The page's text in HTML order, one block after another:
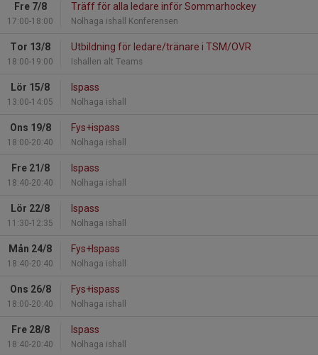
Fre 7/8
17:00-18:00
Träff för alla ledare inför Sommarhockey
Nolhaga ishall Konferensen
Tor 13/8
18:00-19:00
Utbildning för ledare/tränare i TSM/OVR
Ishallen alt Teams
Lör 15/8
13:00-14:05
Ispass
Nolhaga ishall
Ons 19/8
18:00-20:40
Fys+ispass
Nolhaga ishall
Fre 21/8
18:40-20:40
Ispass
Nolhaga ishall
Lör 22/8
11:30-12:35
Ispass
Nolhaga ishall
Mån 24/8
18:40-20:40
Fys+Ispass
Nolhaga ishall
Ons 26/8
18:00-20:40
Fys+ispass
Nolhaga ishall
Fre 28/8
18:40-20:40
Ispass
Nolhaga ishall